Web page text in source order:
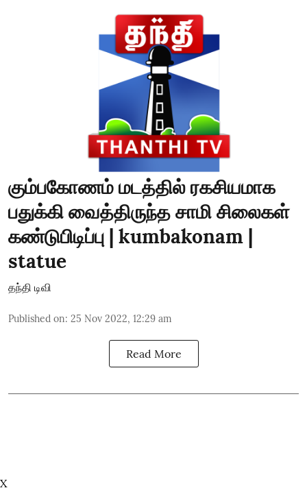
கும்பகோணம் மடத்தில் ரகசியமாக
பதுக்கி வைத்திருந்த சாமி சிலைகள்
கண்டுபிடிப்பு | kumbakonam |
statue
தந்தி டிவி
Published on: 25 Nov 2022, 12:29 am
Read More
X